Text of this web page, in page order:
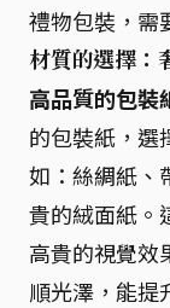
禮物包裝，需
材質的選擇：
高品質的包裝
的包裝紙，選
如：絲綢紙、
貴的絨面紙。
高貴的視覺效
順光澤，能提